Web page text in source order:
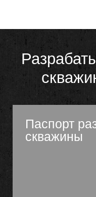
Паспорт
скважины